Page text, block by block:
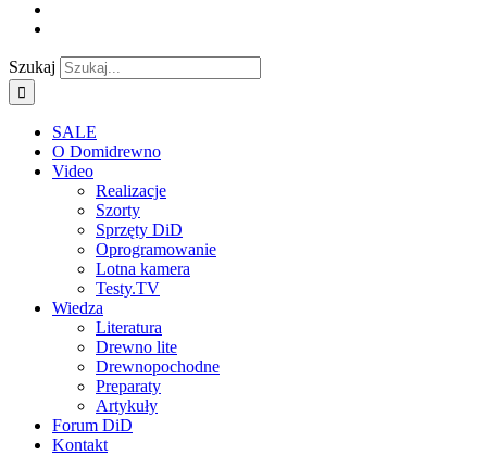
Szukaj
SALE
O Domidrewno
Video
Realizacje
Szorty
Sprzęty DiD
Oprogramowanie
Lotna kamera
Testy.TV
Wiedza
Literatura
Drewno lite
Drewnopochodne
Preparaty
Artykuły
Forum DiD
Kontakt